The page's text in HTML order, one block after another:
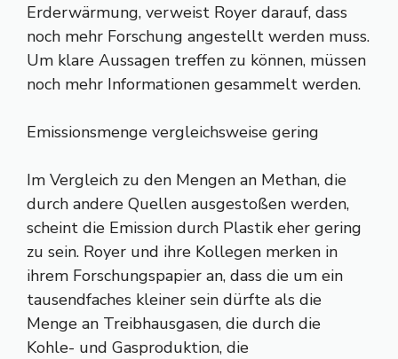
Erderwärmung, verweist Royer darauf, dass
noch mehr Forschung angestellt werden muss.
Um klare Aussagen treffen zu können, müssen
noch mehr Informationen gesammelt werden.
Emissionsmenge vergleichsweise gering
Im Vergleich zu den Mengen an Methan, die
durch andere Quellen ausgestoßen werden,
scheint die Emission durch Plastik eher gering
zu sein. Royer und ihre Kollegen merken in
ihrem Forschungspapier an, dass die um ein
tausendfaches kleiner sein dürfte als die
Menge an Treibhausgasen, die durch die
Kohle- und Gasproduktion, die